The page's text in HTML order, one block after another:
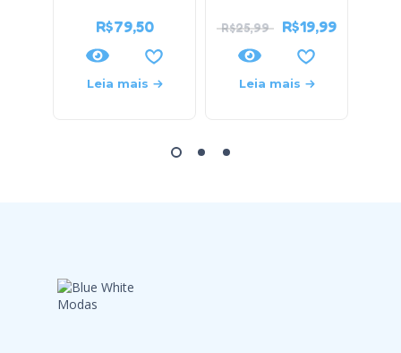
R$79,50
Leia mais
R$25,99 R$19,99
Leia mais